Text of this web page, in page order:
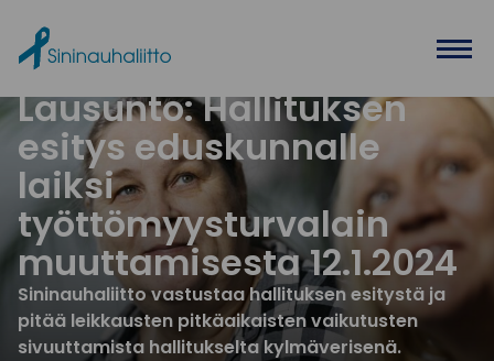
Lausunto: Hallituksen
esitys eduskunnalle
laiksi
työttömyysturvalain
muuttamisesta 12.1.2024
Sininauhaliitto vastustaa hallituksen esitystä ja
pitää leikkausten pitkäaikaisten vaikutusten
sivuuttamista hallitukselta kylmäverisenä.